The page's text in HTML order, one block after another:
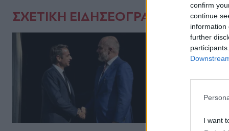
confirm
continue
information
further
I want
ΣΧΕΤΙΚΗ ΕΙΔΗΣΕΟΓΡΑΦΙΑ